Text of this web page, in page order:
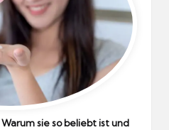
sie so beliebt ist und